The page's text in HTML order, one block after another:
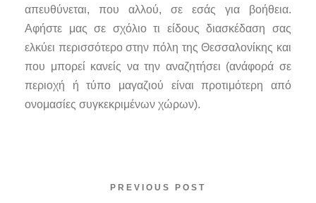
απευθύνεται, που αλλού, σε εσάς για βοήθεια.
Αφήστε μας σε σχόλιο τι είδους διασκέδαση σας
ελκύει περισσότερο στην πόλη της Θεσσαλονίκης και
που μπορεί κανείς να την αναζητήσει (ανάφορά σε
περιοχή ή τύπο μαγαζιού είναι προτιμότερη από
ονομασίες συγκεκριμένων χώρων).
PREVIOUS POST